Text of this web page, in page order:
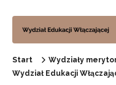
Start
Wydziały
Wydział Edukacji